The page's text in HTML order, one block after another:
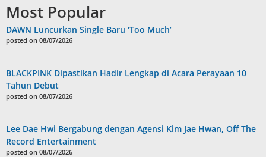
Most Popular
DAWN Luncurkan Single Baru ‘Too Much’
posted on 08/07/2026
BLACKPINK Dipastikan Hadir Lengkap di Acara Perayaan 10
Tahun Debut
posted on 08/07/2026
Lee Dae Hwi Bergabung dengan Agensi Kim Jae Hwan, Off The
Record Entertainment
posted on 08/07/2026